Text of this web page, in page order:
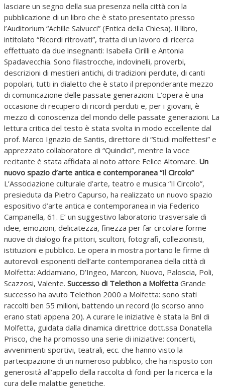
lasciare un segno della sua presenza nella città con la
pubblicazione di un libro che è stato presentato presso
l’Auditorium “Achille Salvucci” (Entica della Chiesa). Il libro,
intitolato “Ricordi ritrovati”, tratta di un lavoro di ricerca
effettuato da due insegnanti: Isabella Cirilli e Antonia
Spadavecchia. Sono filastrocche, indovinelli, proverbi,
descrizioni di mestieri antichi, di tradizioni perdute, di canti
popolari, tutti in dialetto che è stato il preponderante mezzo
di comunicazione delle passate generazioni. L’opera è una
occasione di recupero di ricordi perduti e, per i giovani, è
mezzo di conoscenza del mondo delle passate generazioni. La
lettura critica del testo è stata svolta in modo eccellente dal
prof. Marco Ignazio de Santis, direttore di “Studi molfettesi” e
apprezzato collaboratore di “Quindici”, mentre la voce
recitante è stata affidata al noto attore Felice Altomare. Un
nuovo spazio d’arte antica e contemporanea “Il Circolo”
L’Associazione culturale d’arte, teatro e musica “Il Circolo”,
presieduta da Pietro Capurso, ha realizzato un nuovo spazio
espositivo d’arte antica e contemporanea in via Federico
Campanella, 61. E’ un suggestivo laboratorio trasversale di
idee, emozioni, delicatezza, finezza per far circolare forme
nuove di dialogo fra pittori, scultori, fotografi, collezionisti,
istituzioni e pubblico. Le opera in mostra portano le firme di
autorevoli esponenti dell’arte contemporanea della città di
Molfetta: Addamiano, D’Ingeo, Marcon, Nuovo, Paloscia, Poli,
Scazzosi, Valente. Successo di Telethon a Molfetta Grande
successo ha avuto Telethon 2000 a Molfetta: sono stati
raccolti ben 55 milioni, battendo un record (lo scorso anno
erano stati appena 20). A curare le iniziative è stata la Bnl di
Molfetta, guidata dalla dinamica direttrice dott.ssa Donatella
Prisco, che ha promosso una serie di iniziative: concerti,
avvenimenti sportivi, teatrali, ecc. che hanno visto la
partecipazione di un numeroso pubblico, che ha risposto con
generosità all’appello della raccolta di fondi per la ricerca e la
cura delle malattie genetiche.